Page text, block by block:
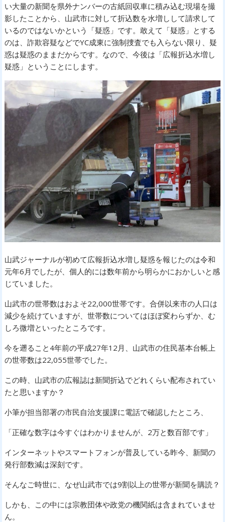
い大量の新聞を県外ナンバーの古紙回収車に積み込む現場を撮
影したことから、山武市に対して折込数を水増しして請求して
いるのではないかという「疑惑」です。敢えて「疑惑」とする
のは、詐欺容疑などでYC成東に強制捜査でも入らない限り、疑
惑は疑惑のままだからです。なので、今後は「広報折込水増し
疑惑」ということにします。
山武ジャーナルが初めて広報折込水増し疑惑を報じたのは令和
元年6月でしたが、個人的には数年前から明らかにおかしいと感
じていました。
山武市の世帯数はおよそ22,000世帯です。合併以来市の人口は
減少を続けていますが、世帯数についてはほぼ変わらずか、む
しろ微増といったところです。
今を遡ること4年前の平成27年12月、山武市の住民基本台帳上
の世帯数は22,055世帯でした。
この時、山武市の広報誌は新聞折込でどれくらい配布されてい
たと思いますか？
小筆が担当部署の市民自治支援課に電話で確認したところ、
「正確な数字は今すぐはわかりませんが、2万と数百部です」
インターネットやスマートフォンが普及している昨今、新聞の
発行部数減は深刻です。
そんなご時世に、なぜ山武市では9割以上の世帯が新聞を購読？
しかも、この中には宗教団体や政党の機関紙は含まれていませ
ん。